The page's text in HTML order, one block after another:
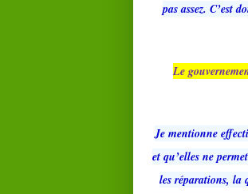
pas assez. C’est
Le
Je mentionne
et qu’elles ne
les réparations, la